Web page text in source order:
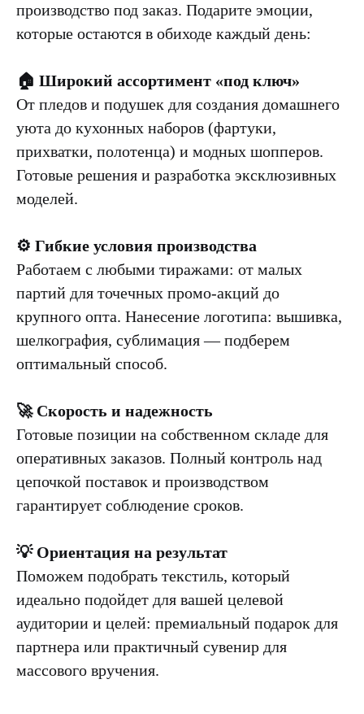
производство под заказ. Подарите эмоции,
которые остаются в обиходе каждый день:
🏠 Широкий ассортимент «под ключ»
От пледов и подушек для создания домашнего
уюта до кухонных наборов (фартуки,
прихватки, полотенца) и модных шопперов.
Готовые решения и разработка эксклюзивных
моделей.
⚙️ Гибкие условия производства
Работаем с любыми тиражами: от малых
партий для точечных промо-акций до
крупного опта. Нанесение логотипа: вышивка,
шелкография, сублимация — подберем
оптимальный способ.
🚀 Скорость и надежность
Готовые позиции на собственном складе для
оперативных заказов. Полный контроль над
цепочкой поставок и производством
гарантирует соблюдение сроков.
💡 Ориентация на результат
Поможем подобрать текстиль, который
идеально подойдет для вашей целевой
аудитории и целей: премиальный подарок для
партнера или практичный сувенир для
массового вручения.